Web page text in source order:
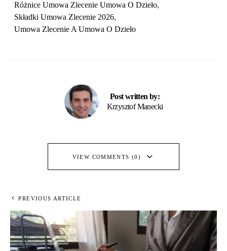
Różnice Umowa Zlecenie Umowa O Dzieło,
Składki Umowa Zlecenie 2026,
Umowa Zlecenie A Umowa O Dzieło
Post written by:
Krzysztof Manecki
VIEW COMMENTS (0)
PREVIOUS ARTICLE